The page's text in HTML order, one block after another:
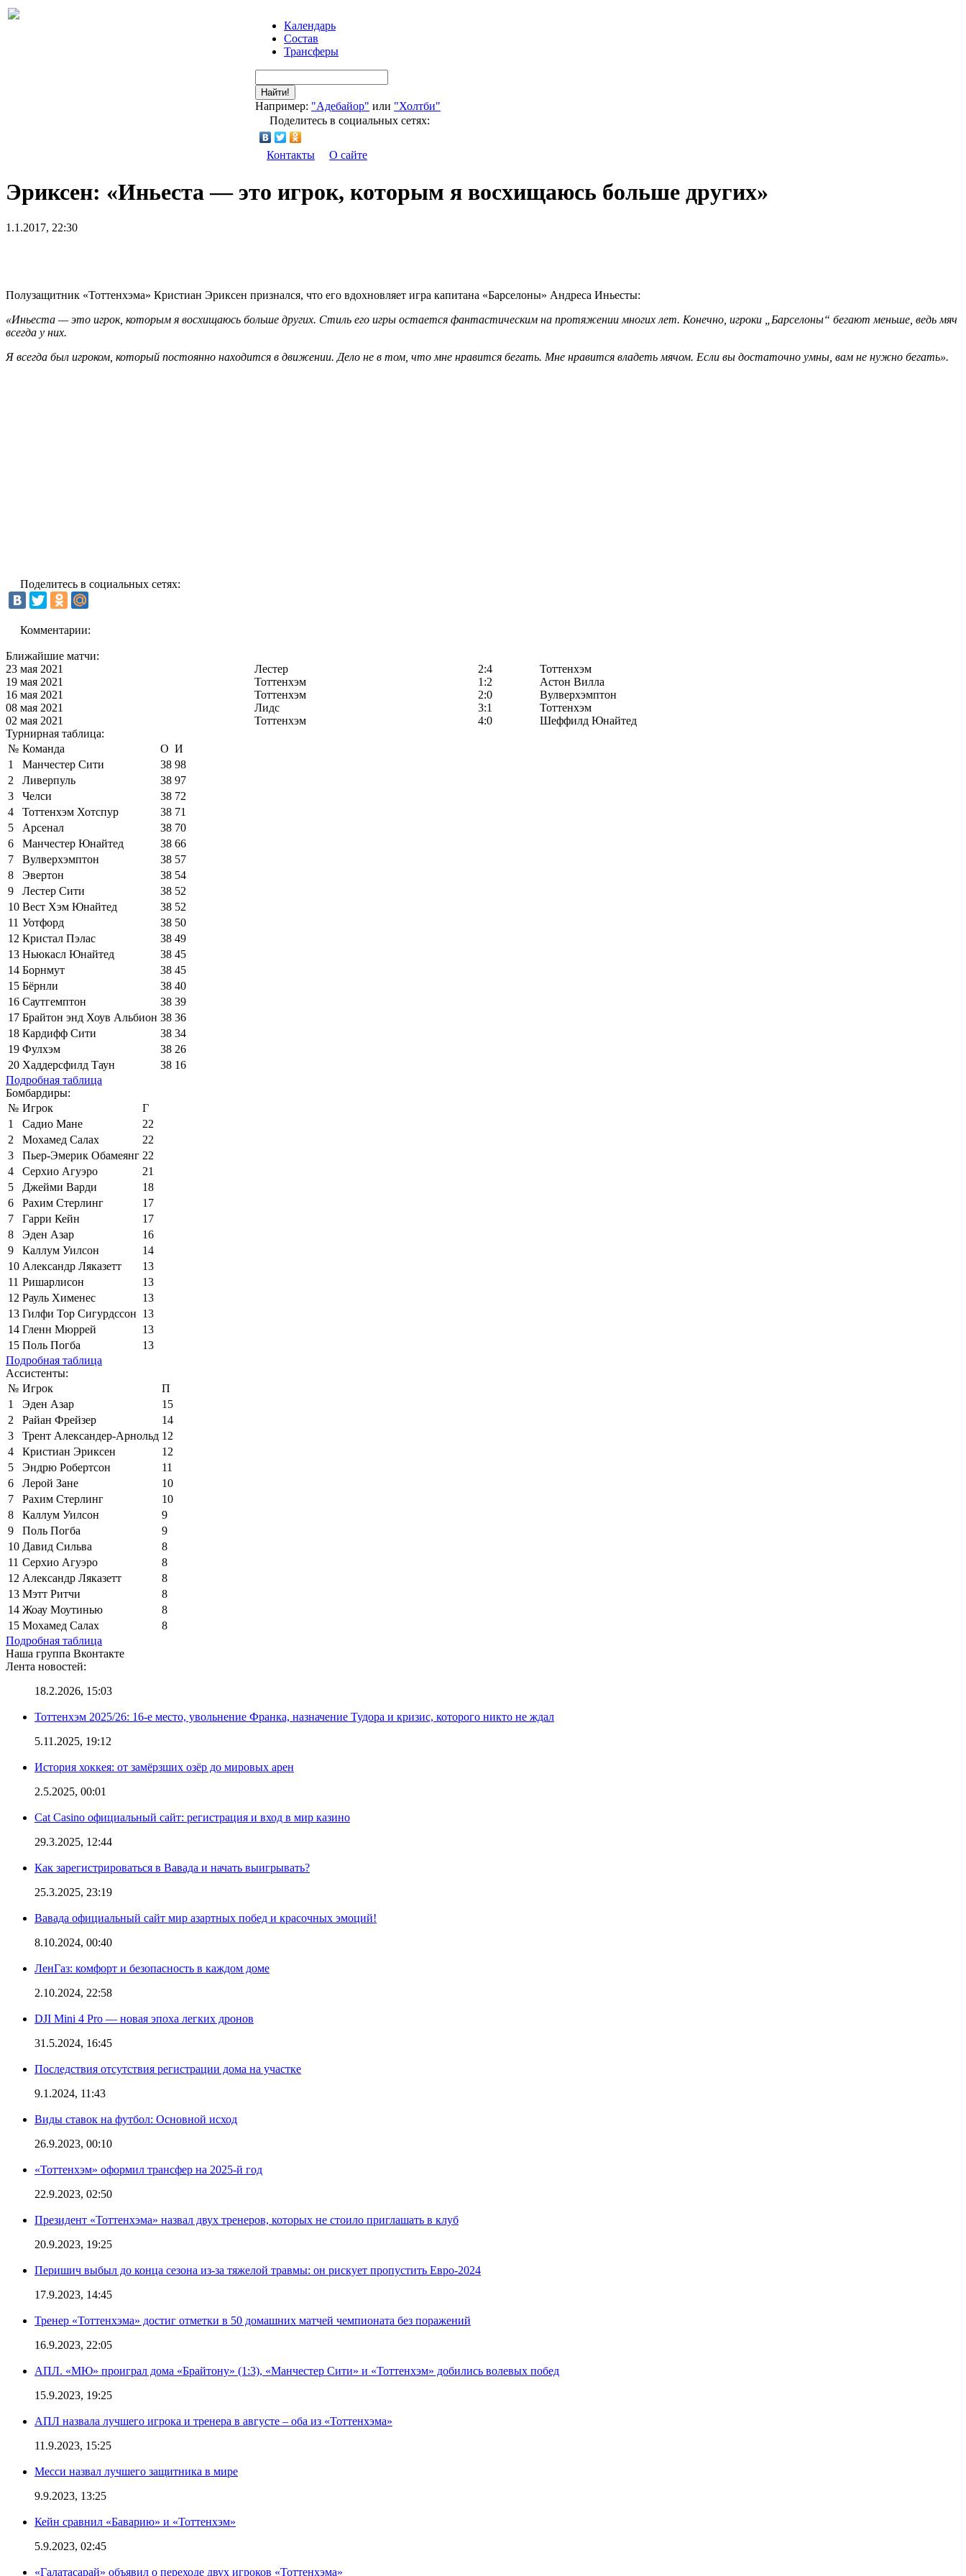
Календарь
Состав
Трансферы
Найти!
Например: "Адебайор" или "Холтби"
Поделитесь в социальных сетях:
Контакты О сайте
Эриксен: «Иньеста — это игрок, которым я восхищаюсь больше других»
1.1.2017, 22:30
Полузащитник «Тоттенхэма» Кристиан Эриксен признался, что его вдохновляет игра капитана «Барселоны» Андреса Иньесты:
«Иньеста — это игрок, которым я восхищаюсь больше других. Стиль его игры остается фантастическим на протяжении многих лет. Конечно, игроки „Барселоны“ бегают меньше, ведь мяч
всегда у них.
Я всегда был игроком, который постоянно находится в движении. Дело не в том, что мне нравится бегать. Мне нравится владеть мячом. Если вы достаточно умны, вам не нужно бегать».
Поделитесь в социальных сетях:
Комментарии:
Ближайшие матчи:
23 мая 2021
Лестер 2:4
Тоттенхэм
19 мая 2021
Тоттенхэм 1:2
Астон Вилла
16 мая 2021
Тоттенхэм 2:0
Вулверхэмптон
08 мая 2021
Лидс 3:1
Тоттенхэм
02 мая 2021
Тоттенхэм 4:0
Шеффилд Юнайтед
Турнирная таблица:
№ Команда О И
1
Манчестер Сити 38 98
2
Ливерпуль 38 97
3
Челси 38 72
4
Тоттенхэм Хотспур 38 71
5
Арсенал 38 70
6
Манчестер Юнайтед 38 66
7
Вулверхэмптон 38 57
8
Эвертон 38 54
9
Лестер Сити 38 52
10 Вест Хэм Юнайтед 38 52
11 Уотфорд 38 50
12 Кристал Пэлас 38 49
13 Ньюкасл Юнайтед 38 45
14 Борнмут 38 45
15 Бёрнли 38 40
16 Саутгемптон 38 39
17 Брайтон энд Хоув Альбион 38 36
18 Кардифф Сити 38 34
19 Фулхэм 38 26
20 Хаддерсфилд Таун 38 16
Подробная таблица
Бомбардиры:
№ Игрок
Г
1
Садио Мане
22
2
Мохамед Салах
22
3
Пьер-Эмерик Обамеянг 22
4
Серхио Агуэро
21
5
Джейми Варди
18
6
Рахим Стерлинг
17
7
Гарри Кейн
17
8
Эден Азар
16
9
Каллум Уилсон
14
10 Александр Ляказетт
13
11 Ришарлисон
13
12 Рауль Хименес
13
13 Гилфи Тор Сигурдссон 13
14 Гленн Мюррей
13
15 Поль Погба
13
Подробная таблица
Ассистенты:
№ Игрок
П
1
Эден Азар
15
2
Райан Фрейзер
14
3
Трент Александер-Арнольд 12
4
Кристиан Эриксен
12
5
Эндрю Робертсон
11
6
Лерой Зане
10
7
Рахим Стерлинг
10
8
Каллум Уилсон
9
9
Поль Погба
9
10 Давид Сильва
8
11 Серхио Агуэро
8
12 Александр Ляказетт
8
13 Мэтт Ритчи
8
14 Жоау Моутинью
8
15 Мохамед Салах
8
Подробная таблица
Наша группа Вконтакте
Лента новостей:
18.2.2026, 15:03
Тоттенхэм 2025/26: 16-е место, увольнение Франка, назначение Тудора и кризис, которого никто не ждал
5.11.2025, 19:12
История хоккея: от замёрзших озёр до мировых арен
2.5.2025, 00:01
Cat Casino официальный сайт: регистрация и вход в мир казино
29.3.2025, 12:44
Как зарегистрироваться в Вавада и начать выигрывать?
25.3.2025, 23:19
Вавада официальный сайт мир азартных побед и красочных эмоций!
8.10.2024, 00:40
ЛенГаз: комфорт и безопасность в каждом доме
2.10.2024, 22:58
DJI Mini 4 Pro — новая эпоха легких дронов
31.5.2024, 16:45
Последствия отсутствия регистрации дома на участке
9.1.2024, 11:43
Виды ставок на футбол: Основной исход
26.9.2023, 00:10
«Тоттенхэм» оформил трансфер на 2025-й год
22.9.2023, 02:50
Президент «Тоттенхэма» назвал двух тренеров, которых не стоило приглашать в клуб
20.9.2023, 19:25
Перишич выбыл до конца сезона из-за тяжелой травмы: он рискует пропустить Евро-2024
17.9.2023, 14:45
Тренер «Тоттенхэма» достиг отметки в 50 домашних матчей чемпионата без поражений
16.9.2023, 22:05
АПЛ. «МЮ» проиграл дома «Брайтону» (1:3), «Манчестер Сити» и «Тоттенхэм» добились волевых побед
15.9.2023, 19:25
АПЛ назвала лучшего игрока и тренера в августе – оба из «Тоттенхэма»
11.9.2023, 15:25
Месси назвал лучшего защитника в мире
9.9.2023, 13:25
Кейн сравнил «Баварию» и «Тоттенхэм»
5.9.2023, 02:45
«Галатасарай» объявил о переходе двух игроков «Тоттенхэма»